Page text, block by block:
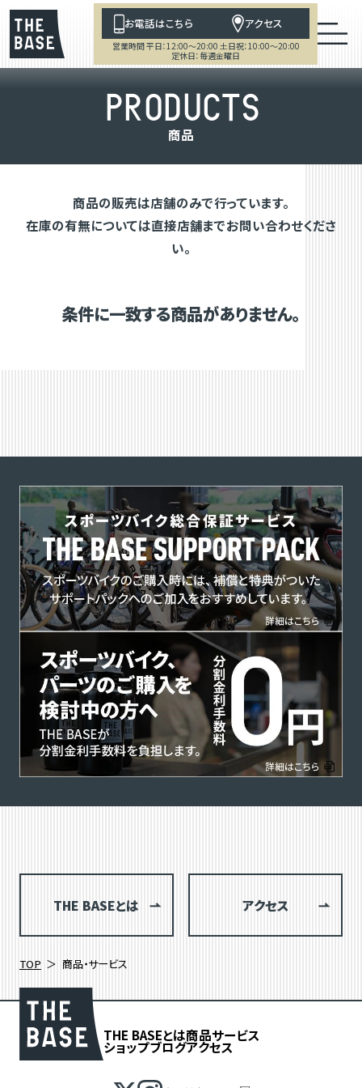
お電話はこちら アクセス
営業時間 平日：12:00～20:00 土日祝：10:00～20:00
定休日：毎週金曜日
PRODUCTS
商品
商品の販売は店舗のみで行っています。
在庫の有無については直接店舗までお問い合わせくださ
い。
条件に一致する商品がありません。
THE BASEとは アクセス
TOP 商品・サービス
THE BASEとは商品サービス
ショップブログアクセス